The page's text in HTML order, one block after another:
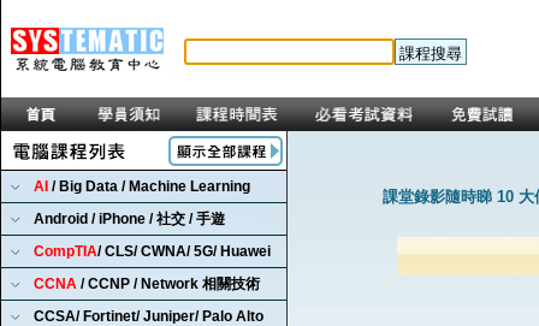
AI / Big Data / Machine Learning
Android / iPhone / 社交 / 手遊
CompTIA/ CLS/ CWNA/ 5G/ Huawei
CCNA / CCNP / Network 相關技術
CCSA/ Fortinet/ Juniper/ Palo Alto
課堂錄影隨時睇 10 大